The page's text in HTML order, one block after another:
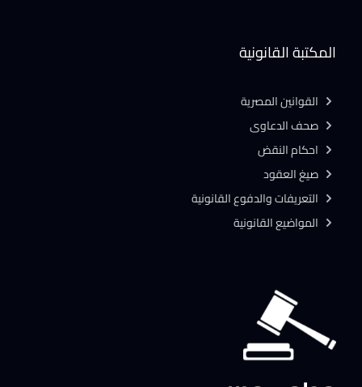
المكتبة القانونية
القوانين المصرية
صحف الدعاوى
احكام النقض
صيغ العقود
التعريفات والدفوع القانونية
المواضيع القانونية